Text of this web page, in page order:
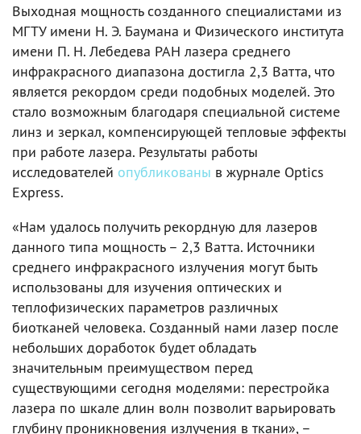
Выходная мощность созданного специалистами из
МГТУ имени Н. Э. Баумана и Физического института
имени П. Н. Лебедева РАН лазера среднего
инфракрасного диапазона достигла 2,3 Ватта, что
является рекордом среди подобных моделей. Это
стало возможным благодаря специальной системе
линз и зеркал, компенсирующей тепловые эффекты
при работе лазера. Результаты работы
исследователей опубликованы в журнале Optics
Express.
«Нам удалось получить рекордную для лазеров
данного типа мощность – 2,3 Ватта. Источники
среднего инфракрасного излучения могут быть
использованы для изучения оптических и
теплофизических параметров различных
биотканей человека. Созданный нами лазер после
небольших доработок будет обладать
значительным преимуществом перед
существующими сегодня моделями: перестройка
лазера по шкале длин волн позволит варьировать
глубину проникновения излучения в ткани», –